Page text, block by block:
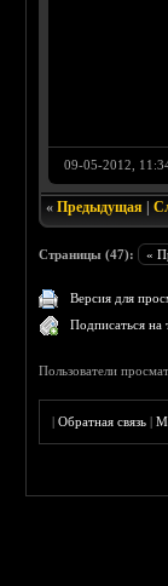
09-05-2012,
«Предыдущая |
Страницы (47): «
Версия для
Подписаться на
Пользователи
|Обратная связь |